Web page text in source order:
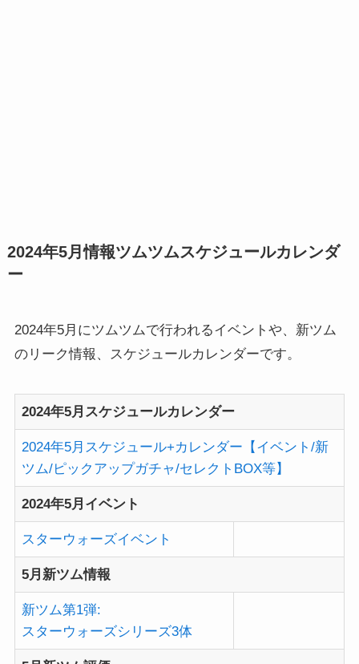
2024年5月情報ツムツムスケジュールカレンダ
ー
2024年5月にツムツムで行われるイベントや、新ツム
のリーク情報、スケジュールカレンダーです。
2024年5月スケジュールカレンダー
2024年5月スケジュール+カレンダー【イベント/新
ツム/ピックアップガチャ/セレクトBOX等】
2024年5月イベント
スターウォーズイベント
5月新ツム情報
新ツム第1弾:
スターウォーズシリーズ3体